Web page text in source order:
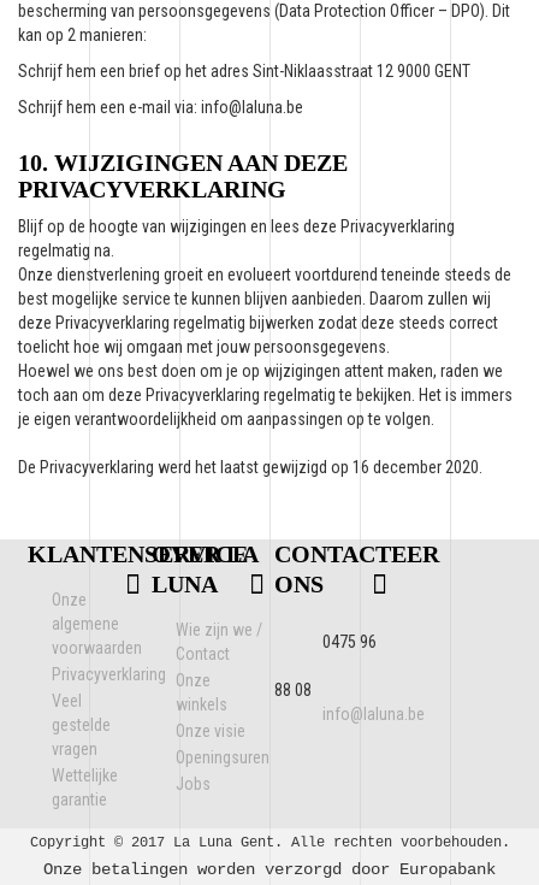
bescherming van persoonsgegevens (Data Protection Officer – DPO). Dit
kan op 2 manieren:
Schrijf hem een brief op het adres Sint-Niklaasstraat 12 9000 GENT
Schrijf hem een e-mail via: info@laluna.be
10. WIJZIGINGEN AAN DEZE
PRIVACYVERKLARING
Blijf op de hoogte van wijzigingen en lees deze Privacyverklaring
regelmatig na.
Onze dienstverlening groeit en evolueert voortdurend teneinde steeds de
best mogelijke service te kunnen blijven aanbieden. Daarom zullen wij
deze Privacyverklaring regelmatig bijwerken zodat deze steeds correct
toelicht hoe wij omgaan met jouw persoonsgegevens.
Hoewel we ons best doen om je op wijzigingen attent maken, raden we
toch aan om deze Privacyverklaring regelmatig te bekijken. Het is immers
je eigen verantwoordelijkheid om aanpassingen op te volgen.
De Privacyverklaring werd het laatst gewijzigd op 16 december 2020.
KLANTENSERVICE
Onze
algemene
voorwaarden
Privacyverklaring
Veel
gestelde
vragen
Wettelijke
garantie
OVER LA
LUNA
Wie zijn we /
Contact
Onze
winkels
Onze visie
Openingsuren
Jobs
CONTACTEER
ONS
0475 96
88 08
info@laluna.be
Copyright © 2017 La Luna Gent. Alle rechten voorbehouden.
Onze betalingen worden verzorgd door Europabank